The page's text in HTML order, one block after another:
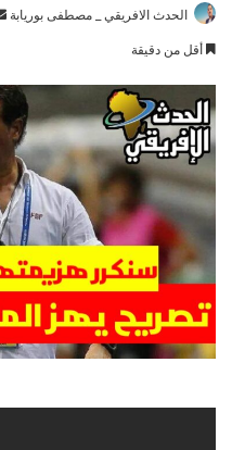
الحدث الافريقي _ مصطفى بوريابة
أقل من دقيقة